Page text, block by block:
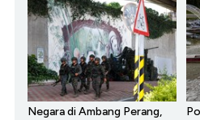
Negara di Ambang Perang,